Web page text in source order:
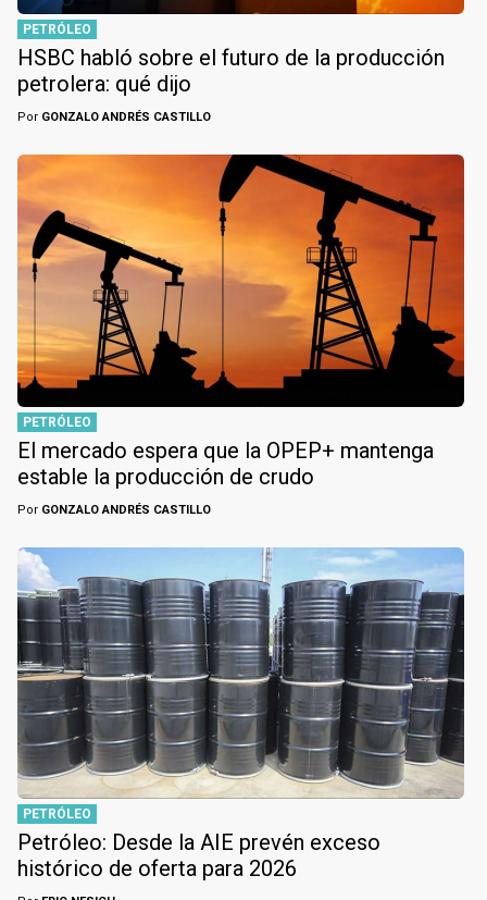
PETRÓLEO
HSBC habló sobre el futuro de la producción
petrolera: qué dijo
Por GONZALO ANDRÉS CASTILLO
PETRÓLEO
El mercado espera que la OPEP+ mantenga
estable la producción de crudo
Por GONZALO ANDRÉS CASTILLO
PETRÓLEO
Petróleo: Desde la AIE prevén exceso
histórico de oferta para 2026